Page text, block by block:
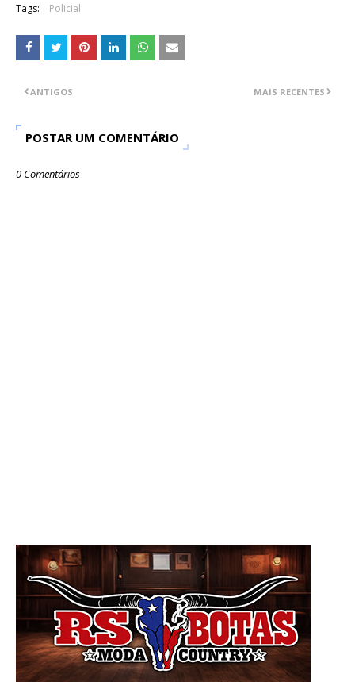
Tags: Policial
MAIS RECENTES
ANTIGOS
POSTAR UM COMENTÁRIO
0 Comentários